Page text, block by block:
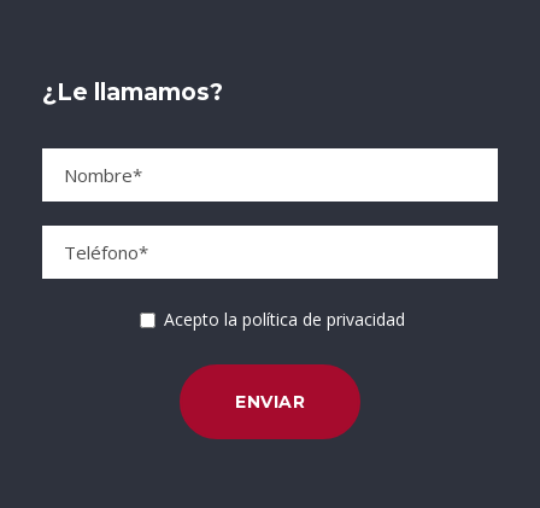
¿Le llamamos?
Acepto la política de privacidad